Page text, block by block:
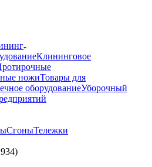
Клининговое
ножиТовары для
оборудованиеУборочный
СгоныТележки